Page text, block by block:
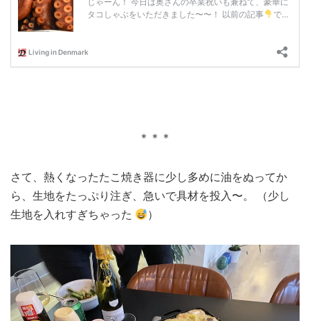
＊＊＊
さて、熱くなったたこ焼き器に少し多めに油をぬってか
ら、生地をたっぷり注ぎ、急いで具材を投入〜。 （少し
生地を入れすぎちゃった
）